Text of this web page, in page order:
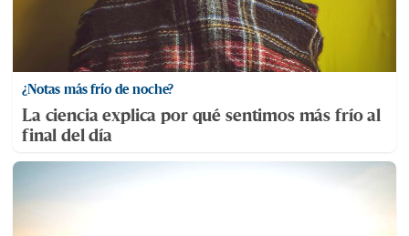
¿Notas más frío de noche?
La ciencia explica por qué sentimos más frío al
final del día